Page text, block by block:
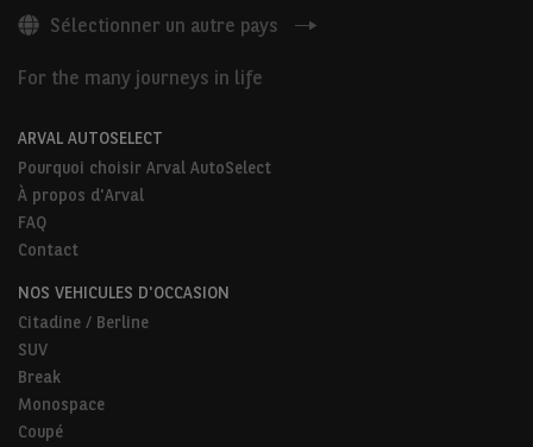
Sélectionner un autre pays
For the many journeys in life
ARVAL AUTOSELECT
Pourquoi choisir Arval AutoSelect
À propos d'Arval
FAQ
Contact
NOS VEHICULES D'OCCASION
Citadine / Berline
SUV
Break
Monospace
Coupé